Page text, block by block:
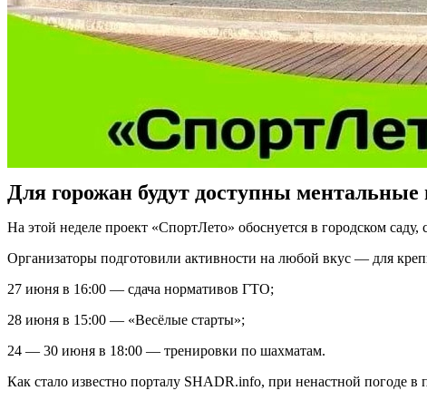
Для горожан будут доступны
На этой неделе проект «СпортЛето» обоснуется в городском
Организаторы подготовили активности на любой вкус — для
27 июня в 16:00 — сдача нормативов ГТО;
28 июня в 15:00 — «Весёлые старты»;
24 — 30 июня в 18:00 — тренировки по шахматам.
Как стало известно порталу SHADR.info, при ненастной погоде